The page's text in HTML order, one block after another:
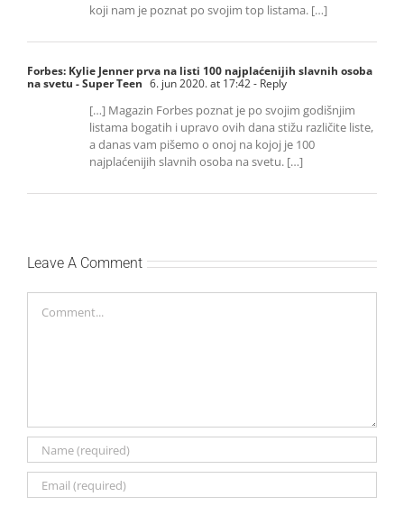
koji nam je poznat po svojim top listama. […]
Forbes: Kylie Jenner prva na listi 100 najplaćenijih slavnih osoba
na svetu - Super Teen 6. jun 2020. at 17:42- Reply
[…] Magazin Forbes poznat je po svojim godišnjim
listama bogatih i upravo ovih dana stižu različite liste,
a danas vam pišemo o onoj na kojoj je 100
najplaćenijih slavnih osoba na svetu. […]
Leave A Comment